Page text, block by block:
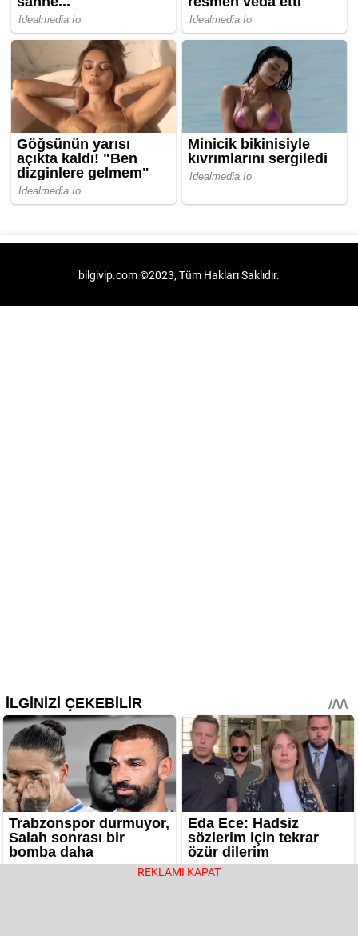
bilgivip.com ©2023, Tüm Hakları Saklıdır.
REKLAMI KAPAT